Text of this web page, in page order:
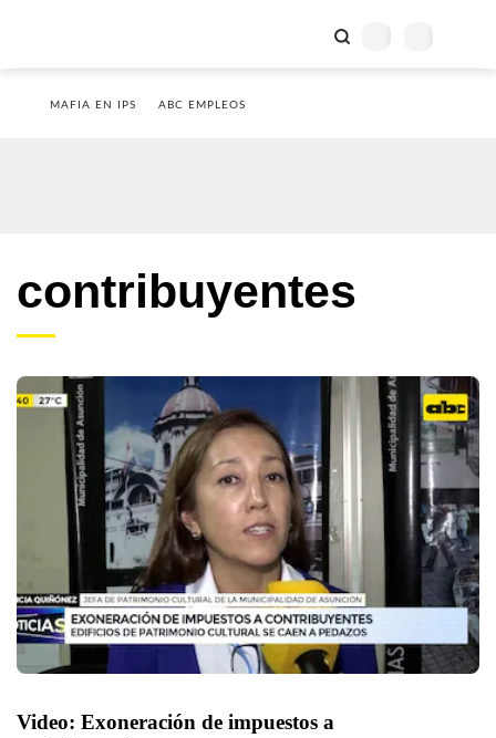
MAFIA EN IPS ABC EMPLEOS
contribuyentes
Video: Exoneración de impuestos a